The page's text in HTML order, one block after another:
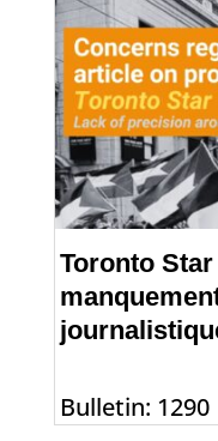
Toronto
Bulletin: 1290